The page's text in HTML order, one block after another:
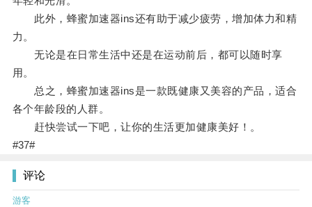
此外，蜂蜜加速器ins还有助于减少疲劳，增加体力和精
力。
无论是在日常生活中还是在运动前后，都可以随时享
用。
总之，蜂蜜加速器ins是一款既健康又美容的产品，适合
各个年龄段的人群。
赶快尝试一下吧，让你的生活更加健康美好！。
#37#
评论
游客